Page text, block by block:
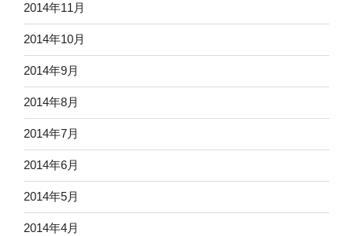
2014年11月
2014年10月
2014年9月
2014年8月
2014年7月
2014年6月
2014年5月
2014年4月